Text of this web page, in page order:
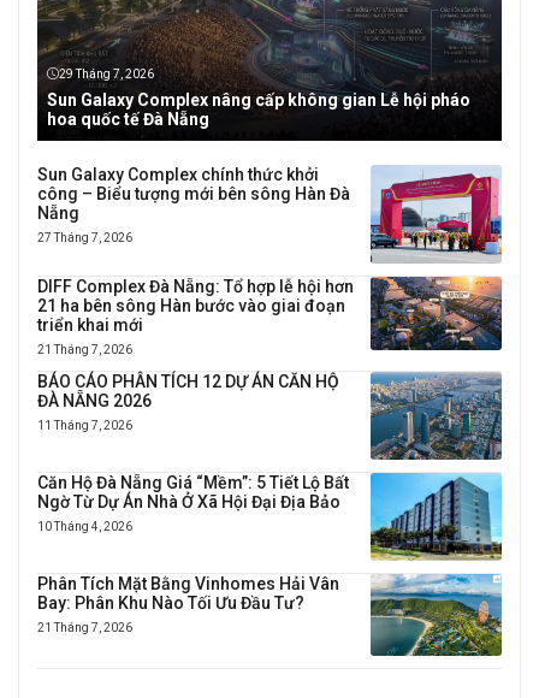
29 Tháng 7, 2026
Sun Galaxy Complex nâng cấp không gian Lễ hội pháo
hoa quốc tế Đà Nẵng
Sun Galaxy Complex chính thức khởi
công – Biểu tượng mới bên sông Hàn Đà
Nẵng
27 Tháng 7, 2026
DIFF Complex Đà Nẵng: Tổ hợp lễ hội hơn
21 ha bên sông Hàn bước vào giai đoạn
triển khai mới
21 Tháng 7, 2026
BÁO CÁO PHÂN TÍCH 12 DỰ ÁN CĂN HỘ
ĐÀ NẴNG 2026
11 Tháng 7, 2026
Căn Hộ Đà Nẵng Giá “Mềm”: 5 Tiết Lộ Bất
Ngờ Từ Dự Án Nhà Ở Xã Hội Đại Địa Bảo
10 Tháng 4, 2026
Phân Tích Mặt Bằng Vinhomes Hải Vân
Bay: Phân Khu Nào Tối Ưu Đầu Tư?
21 Tháng 7, 2026